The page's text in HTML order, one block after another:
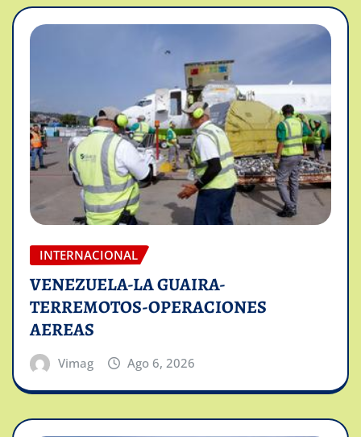
INTERNACIONAL
VENEZUELA-LA GUAIRA-
TERREMOTOS-OPERACIONES
AEREAS
Vimag Ago 6, 2026